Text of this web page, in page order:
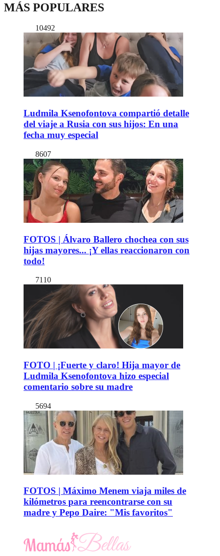
MÁS POPULARES
10492
Ludmila Ksenofontova compartió detalle
del viaje a Rusia con sus hijos: En una
fecha muy especial
8607
FOTOS | Álvaro Ballero chochea con sus
hijas mayores... ¡Y ellas reaccionaron con
todo!
7110
FOTO | ¡Fuerte y claro! Hija mayor de
Ludmila Ksenofontova hizo especial
comentario sobre su madre
5694
FOTOS | Máximo Menem viaja miles de
kilómetros para reencontrarse con su
madre y Pepo Daire: "Mis favoritos"